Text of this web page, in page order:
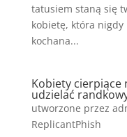
tatusiem staną się
kobietę, która nigdy
kochana...
Kobiety cierpiące
udzielać
utworzone przez
ReplicantPhish